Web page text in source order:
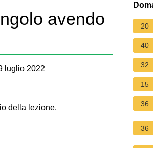
avendo
luglio 2022
della lezione.
20
40
32
15
36
36